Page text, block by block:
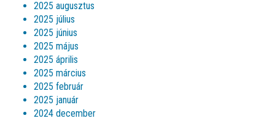
2025 augusztus
2025 július
2025 június
2025 május
2025 április
2025 március
2025 február
2025 január
2024 december